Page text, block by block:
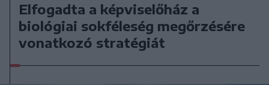
Elfogadta a képviselőház a
biológiai sokféleség megőrzésére
vonatkozó stratégiát